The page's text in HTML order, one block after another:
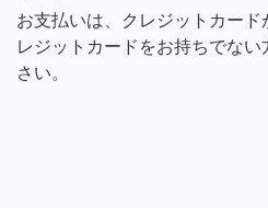
お支払いは、クレジットカード
レジットカードをお持ちでな
さい。